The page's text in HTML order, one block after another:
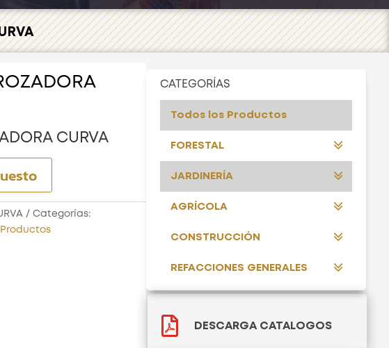
CURVA
Categorías:
CATEGORÍAS
Todos los Productos
FORESTAL
JARDINERÍA
AGRÍCOLA
CONSTRUCCIÓN
REFACCIONES GENERALES
 DESCARGA CATALOGOS